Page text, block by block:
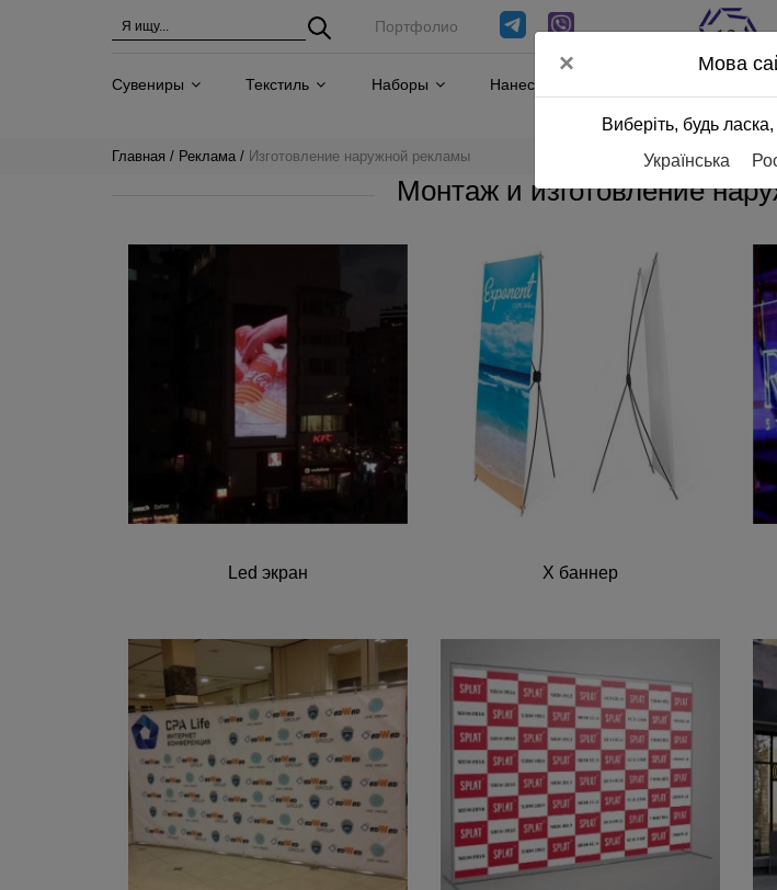
Портфолио
Сувениры Текстиль Наборы Нанесение
Главная Реклама Изготовление наружной рекламы
Монтаж и изготовление
× Мова
Виберіть, будь
Українська
Led экран X баннер